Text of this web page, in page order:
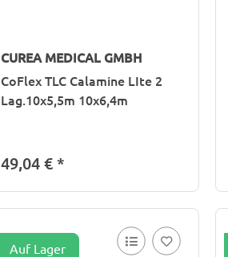
CUREA MEDICAL GMBH
CoFlex TLC Calamine LIte 2
Lag.10x5,5m 10x6,4m
49,04 €*
Auf Lager